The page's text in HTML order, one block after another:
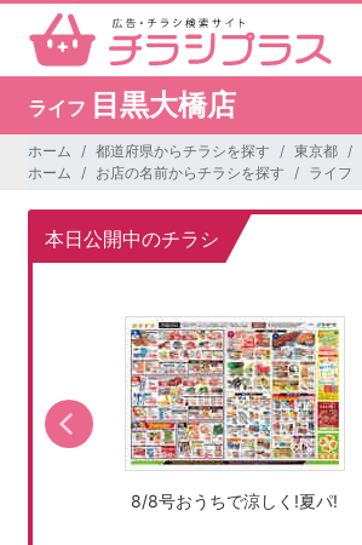
ライフ 目黒大橋店
ホーム 都道府県からチラシを探す 東京都
ホーム
お店の名前からチラシを探す ライフ
本日公開中のチラシ
8/8号おうちで涼しく!夏パ!